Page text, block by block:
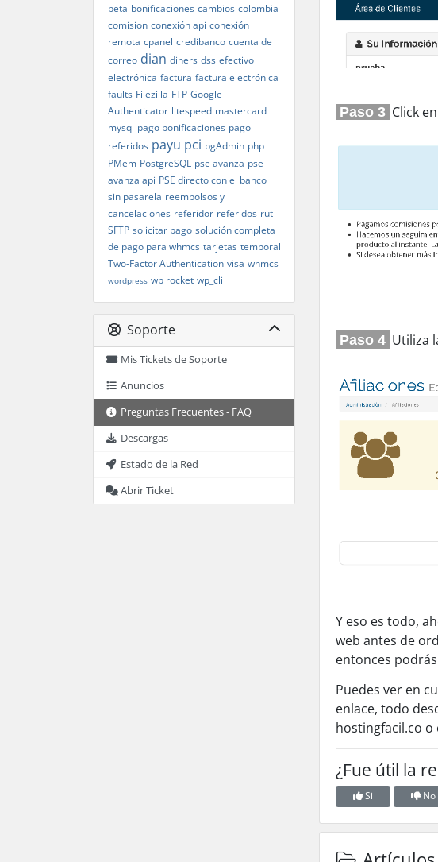
beta bonificaciones cambios colombia
comision conexión api conexión
remota cpanel credibanco cuenta de
correo dian diners dss efectivo
electrónica factura factura electrónica
faults Filezilla FTP Google
Authenticator litespeed mastercard
mysql pago bonificaciones pago
referidos payu pci pgAdmin php
PMem PostgreSQL pse avanza pse
avanza api PSE directo con el banco
sin pasarela reembolsos y
cancelaciones referidor referidos rut
SFTP solicitar pago solución completa
de pago para whmcs tarjetas temporal
Two-Factor Authentication visa whmcs
wordpress wp rocket wp_cli
Soporte
Mis Tickets de Soporte
Anuncios
Preguntas Frecuentes - FAQ
Descargas
Estado de la Red
Abrir Ticket
Paso 3 Click
Paso 4 Utiliza
Y eso es todo,
web antes de
entonces
Puedes ver en
enlace, todo
hostingfacil.co o
¿Fue útil la
Si No